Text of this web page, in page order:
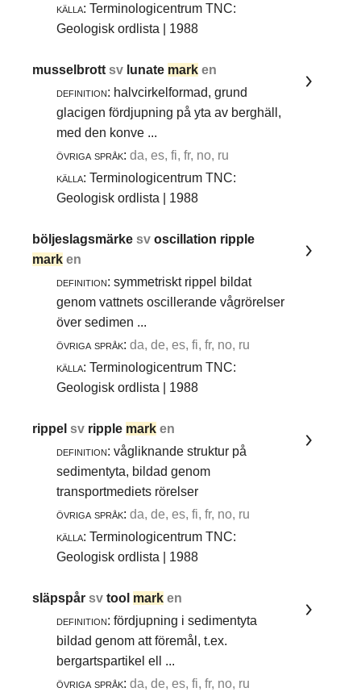
källa: Terminologicentrum TNC:
Geologisk ordlista | 1988
musselbrottsv lunate mark en
definition: halvcirkelformad, grund
glacigen fördjupning på yta av berghäll,
med den konve ...
övriga språk: da, es, fi, fr, no, ru
källa: Terminologicentrum TNC:
Geologisk ordlista | 1988
böljeslagsmärkesvoscillation ripple
mark en
definition: symmetriskt rippel bildat
genom vattnets oscillerande vågrörelser
över sedimen ...
övriga språk: da, de, es, fi, fr, no, ru
källa: Terminologicentrum TNC:
Geologisk ordlista | 1988
rippelsv ripple mark en
definition: vågliknande struktur på
sedimentyta, bildad genom
transportmediets rörelser
övriga språk: da, de, es, fi, fr, no, ru
källa: Terminologicentrum TNC:
Geologisk ordlista | 1988
släpspårsvtool mark en
definition: fördjupning i sedimentyta
bildad genom att föremål, t.ex.
bergartspartikel ell ...
övriga språk: da, de, es, fi, fr, no, ru